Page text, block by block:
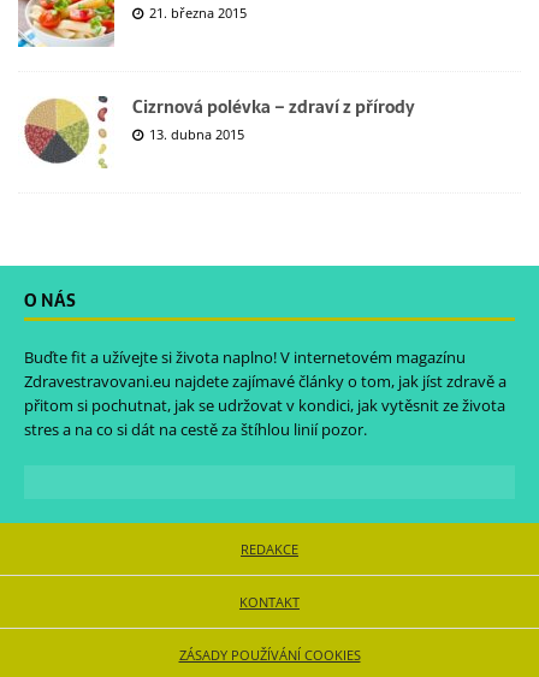
21. března 2015
Cizrnová polévka – zdraví z přírody
13. dubna 2015
O NÁS
Buďte fit a užívejte si života naplno! V internetovém magazínu
Zdravestravovani.eu najdete zajímavé články o tom, jak jíst zdravě a
přitom si pochutnat, jak se udržovat v kondici, jak vytěsnit ze života
stres a na co si dát na cestě za štíhlou linií pozor.
REDAKCE
KONTAKT
ZÁSADY POUŽÍVÁNÍ COOKIES